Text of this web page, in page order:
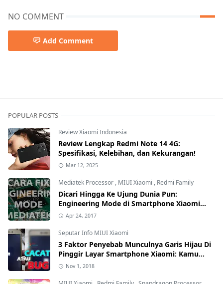
NO COMMENT
Add Comment
POPULAR POSTS
Review Xiaomi Indonesia
Review Lengkap Redmi Note 14 4G:
Spesifikasi, Kelebihan, dan Kekurangan!
Mar 12, 2025
Mediatek Processor , MIUI Xiaomi , Redmi Family
Dicari Hingga Ke Ujung Dunia Pun:
Engineering Mode di Smartphone Xiaomi
Kamu Hilang? Ini Tutorial Cara
Mengembalikannya
Apr 24, 2017
Seputar Info MIUI Xiaomi
3 Faktor Penyebab Munculnya Garis Hijau Di
Pinggir Layar Smartphone Xiaomi: Kamu
yang Mana?
Nov 1, 2018